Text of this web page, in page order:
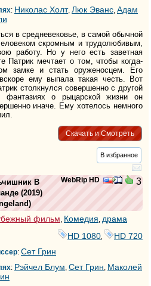
: Николас Холт, Люк Эванс, Адам
в средневековье, в самой обычной
скромным и трудолюбивым,
работу. Но у него есть заветная
Патрик мечтает о том, чтобы когда-
замке и стать оруженосцем. Его
ему выпала такая честь. Вот
столкнулся совершенно с другой
фантазиях о рыцарской жизни он
иначе. Ему хотелось немного
Скачать и Смотреть
В избранное
WebRip HD 3
В
(2019)
)
фильм, Комедия, драма
HD 1080
HD 720
: Сет Грин
: Рэйчел Блум, Сет Грин, Маколей